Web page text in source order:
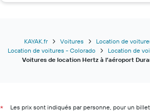
KAYAK.fr Voitures
Location de
Location de voitures - Colorado
Location de
Voitures de location Hertz à l’aéroport
*
Les prix sont indiqués par personne, pour un